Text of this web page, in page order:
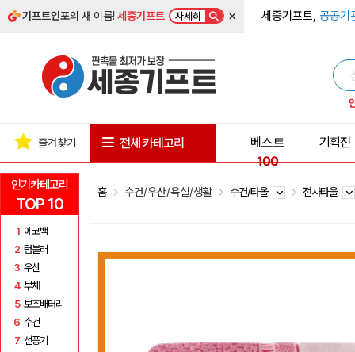
기프트인포의 새 이름!세종기프트 자세히 × 세종기프트, 공공기
인기카테고리
TOP 10
1 에코백
2 텀블러
3 우산
4 부채
5 보조배터리
6 수건
7 선풍기
즐겨찾기 전체 카테고리
베스트
100
기획전
홈 수건/우산/욕실/생활 수건/타올 전사타올